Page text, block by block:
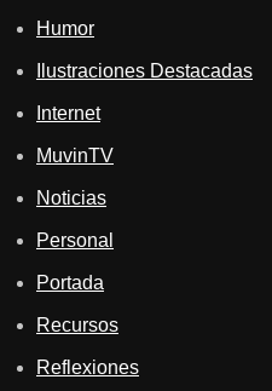
Humor
Ilustraciones Destacadas
Internet
MuvinTV
Noticias
Personal
Portada
Recursos
Reflexiones